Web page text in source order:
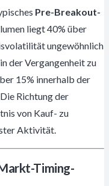
Pre-Breakout-
liegt 40% über
ungewöhnlich
der Vergangenheit zu
15% innerhalb der
Richtung der
von Kauf- zu
Aktivität.
Timing-